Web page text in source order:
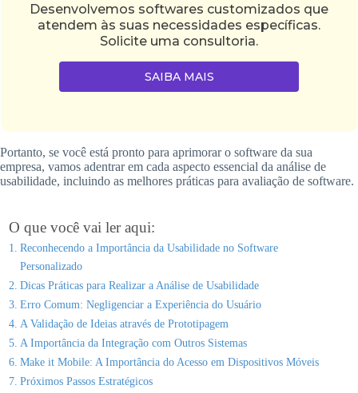
Desenvolvemos softwares customizados que
atendem às suas necessidades específicas.
Solicite uma consultoria.
SAIBA MAIS
Portanto, se você está pronto para aprimorar o software da sua
empresa, vamos adentrar em cada aspecto essencial da análise de
usabilidade, incluindo as melhores práticas para avaliação de software.
O que você vai ler aqui:
Reconhecendo a Importância da Usabilidade no Software
Personalizado
Dicas Práticas para Realizar a Análise de Usabilidade
Erro Comum: Negligenciar a Experiência do Usuário
A Validação de Ideias através de Prototipagem
A Importância da Integração com Outros Sistemas
Make it Mobile: A Importância do Acesso em Dispositivos Móveis
Próximos Passos Estratégicos